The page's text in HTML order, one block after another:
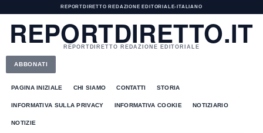
REPORTDIRETTO REDAZIONE EDITORIALE• ITALIANO
REPORTDIRETTO.IT
REPORTDIRETTO REDAZIONE EDITORIALE
ABBONATI
PAGINA INIZIALE CHI SIAMO CONTATTI STORIA
INFORMATIVA SULLA PRIVACY INFORMATIVA COOKIE NOTIZIARIO
NOTIZIE